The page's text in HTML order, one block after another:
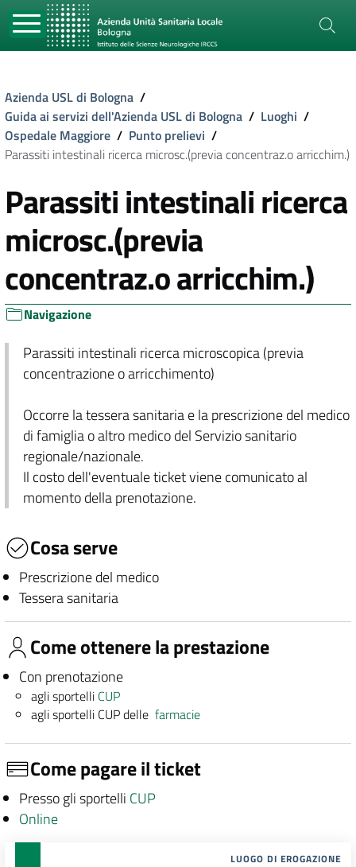
Azienda USL di Bologna /
Guida ai servizi dell'Azienda USL di Bologna / Luoghi /
Ospedale Maggiore / Punto prelievi /
Parassiti intestinali ricerca microsc.(previa concentraz.o arricchim.)
Parassiti intestinali ricerca
microsc.(previa
concentraz.o arricchim.)
Navigazione
Parassiti intestinali ricerca microscopica (previa
concentrazione o arricchimento)
Occorre la tessera sanitaria e la prescrizione del medico
di famiglia o altro medico del Servizio sanitario
regionale/nazionale.
Il costo dell'eventuale ticket viene comunicato al
momento della prenotazione.
Cosa serve
Prescrizione del medico
Tessera sanitaria
Come ottenere la prestazione
Con prenotazione
agli sportelli CUP
agli sportelli CUP dellefarmacie
Come pagare il ticket
Presso gli sportelli CUP
Online
LUOGO DI EROGAZIONE